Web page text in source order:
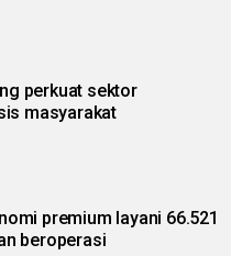
perkuat sektor
masyarakat
premium layani 66.521
beroperasi